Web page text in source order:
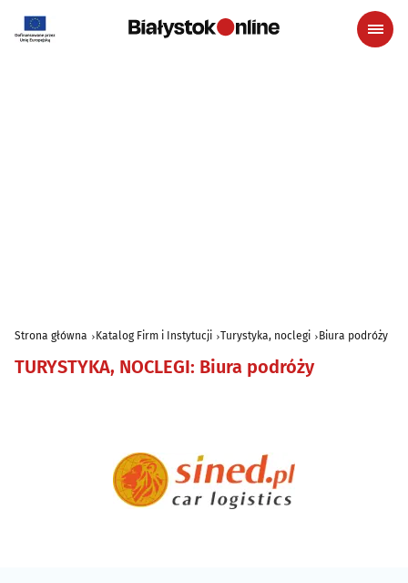
Strona główna Katalog Firm i Instytucji Turystyka, noclegi Biura podróży
TURYSTYKA, NOCLEGI: Biura podróży